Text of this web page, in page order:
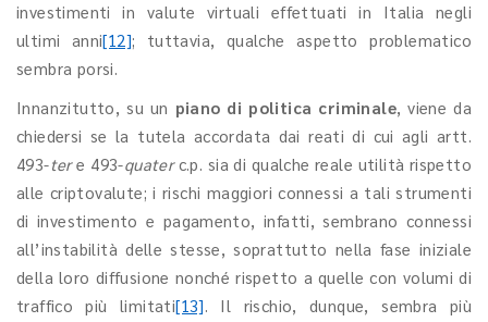
investimenti in valute virtuali effettuati in Italia negli
ultimi anni[12]; tuttavia, qualche aspetto problematico
sembra porsi.
Innanzitutto, su un piano di politica criminale, viene da
chiedersi se la tutela accordata dai reati di cui agli artt.
493-tere 493-quaterc.p. sia di qualche reale utilità rispetto
alle criptovalute; i rischi maggiori connessi a tali strumenti
di investimento e pagamento, infatti, sembrano connessi
all’instabilità delle stesse, soprattutto nella fase iniziale
della loro diffusione nonché rispetto a quelle con volumi di
traffico più limitati[13]. Il rischio, dunque, sembra più